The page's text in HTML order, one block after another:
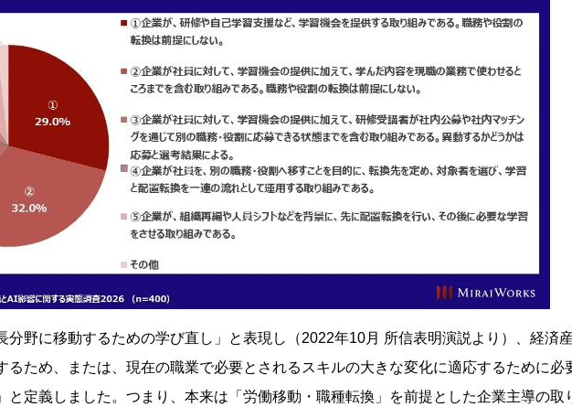
分野に移動するための学び直し」と表現し（2022年10月 所信表明演説より）、経済
るため、または、現在の職業で必要とされるスキルの大きな変化に適応するために必
と定義しました。つまり、本来は「労働移動・職種転換」を前提とした企業主導の取